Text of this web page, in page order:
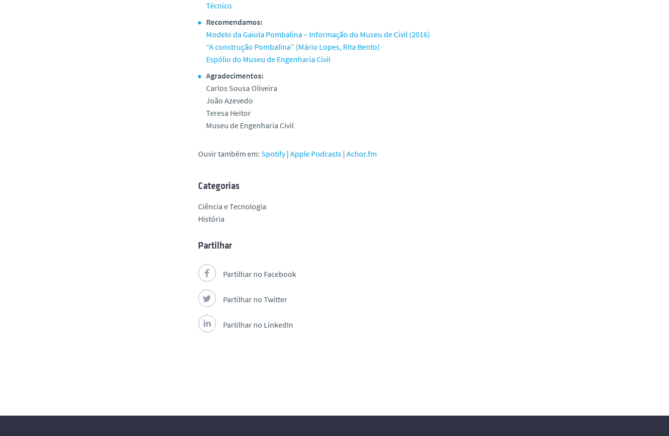
Técnico
Recomendamos:
Modelo da Gaiola Pombalina – Informação do Museu de Civil (2016)
“A construção Pombalina” (Mário Lopes, Rita Bento)
Espólio do Museu de Engenharia Civil
Agradecimentos:
Carlos Sousa Oliveira
João Azevedo
Teresa Heitor
Museu de Engenharia Civil
Ouvir também em: Spotify| Apple Podcasts | Achor.fm
Categorias
Ciência e Tecnologia
História
Partilhar
Partilhar no Facebook
Partilhar no Twitter
Partilhar no LinkedIn